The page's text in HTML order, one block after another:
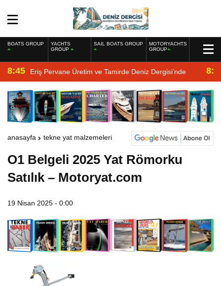
BOATS GROUP
YACHTS
GROUP
SAIL BOATS GROUP
MOTORYACHTS
GROUP
8:45 Eriş Pervane Üretim ve Tamirde Deniz Dergisi’nde
anasayfa tekne yat malzemeleri
O1 Belgeli 2025 Yat Römorku
Satılık – Motoryat.com
19 Nisan 2025 - 0:00